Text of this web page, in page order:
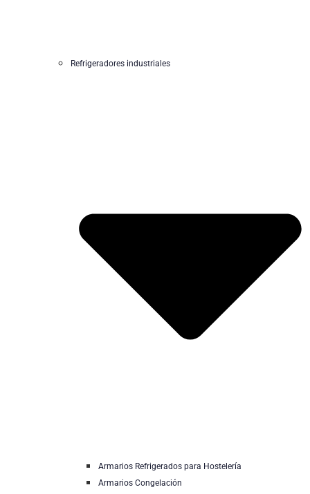
Refrigeradores industriales
Armarios Refrigerados para Hostelería
Armarios Congelación